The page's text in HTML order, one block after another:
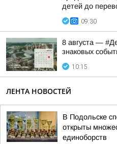
детей до
09:30
8 августа —
знаковых
10:15
ЛЕНТА НОВОСТЕЙ
В Подольске
открыты
единоборств